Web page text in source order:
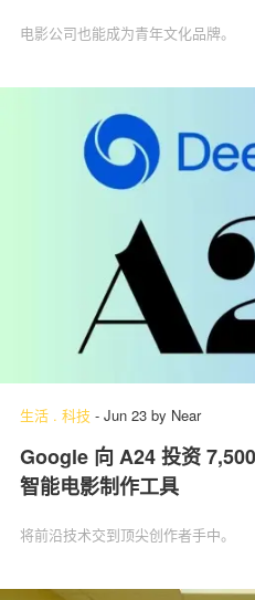
电影公司也能成为青年文化品牌。
生活 . 科技 - Jun 23 by Near
Google 向 A24 投资
智能电影制作工具
将前沿技术交到顶尖创作者手中。